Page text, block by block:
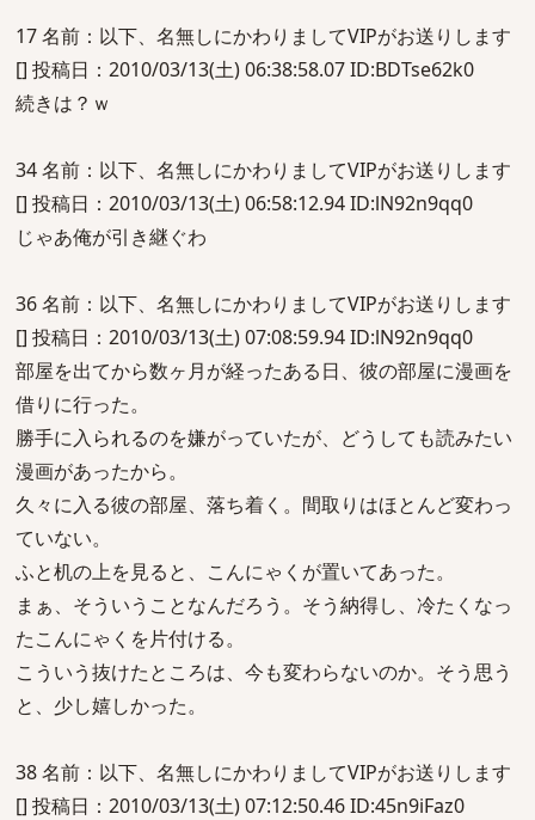
17 名前：以下、名無しにかわりましてVIPがお送りします
[] 投稿日：2010/03/13(土) 06:38:58.07 ID:BDTse62k0
続きは？ｗ
34 名前：以下、名無しにかわりましてVIPがお送りします
[] 投稿日：2010/03/13(土) 06:58:12.94 ID:lN92n9qq0
じゃあ俺が引き継ぐわ
36 名前：以下、名無しにかわりましてVIPがお送りします
[] 投稿日：2010/03/13(土) 07:08:59.94 ID:lN92n9qq0
部屋を出てから数ヶ月が経ったある日、彼の部屋に漫画を
借りに行った。
勝手に入られるのを嫌がっていたが、どうしても読みたい
漫画があったから。
久々に入る彼の部屋、落ち着く。間取りはほとんど変わっ
ていない。
ふと机の上を見ると、こんにゃくが置いてあった。
まぁ、そういうことなんだろう。そう納得し、冷たくなっ
たこんにゃくを片付ける。
こういう抜けたところは、今も変わらないのか。そう思う
と、少し嬉しかった。
38 名前：以下、名無しにかわりましてVIPがお送りします
[] 投稿日：2010/03/13(土) 07:12:50.46 ID:45n9iFaz0